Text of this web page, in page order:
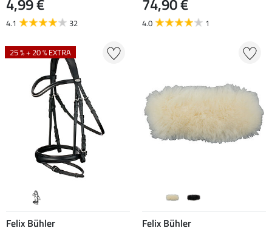
4.1 32 4.0 1
25 % + 20 % EXTRA
Felix Bühler Felix Bühler